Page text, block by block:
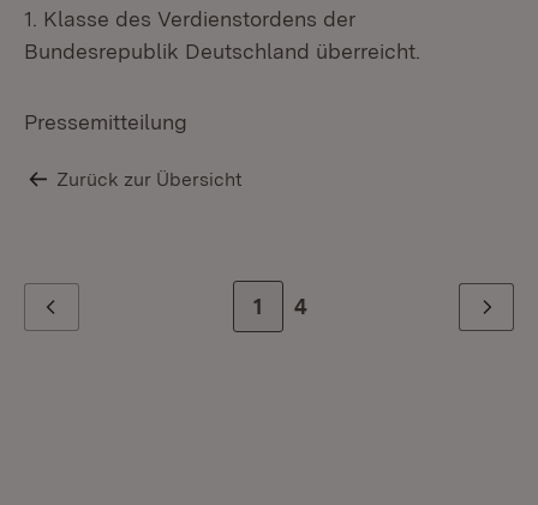
1. Klasse des Verdienstordens der
Bundesrepublik Deutschland überreicht.
Pressemitteilung
Zurück zur Übersicht
Zur Seite
1 Zur letzten Seite
4 Weiter